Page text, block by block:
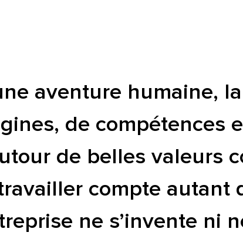
aventure humaine,
de compétences
de belles valeurs
compte autant
ne s’invente ni